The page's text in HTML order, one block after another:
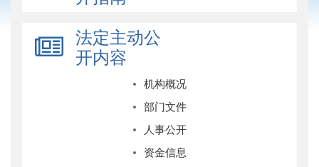
法定主动公
开内容
机构概况
部门文件
人事公开
资金信息